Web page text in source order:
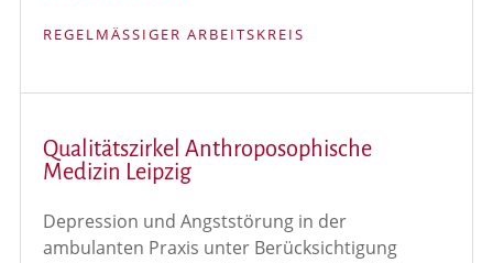
Qualitätszirkel Anthroposophische
Medizin Leipzig
Depression und Angststörung in der
ambulanten Praxis unter Berücksichtigung
REGELMÄSSIGER ARBEITSKREIS